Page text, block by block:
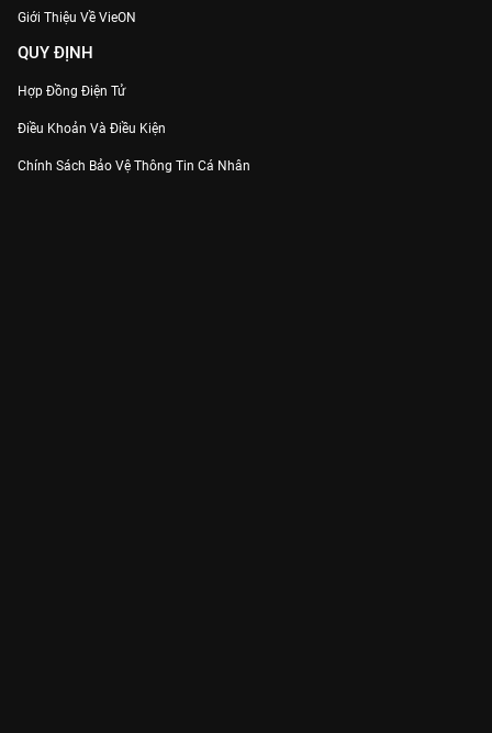
Giới Thiệu Về VieON
QUY ĐỊNH
Hợp Đồng Điện Tử
Điều Khoản Và Điều Kiện
Chính Sách Bảo Vệ Thông Tin Cá Nhân